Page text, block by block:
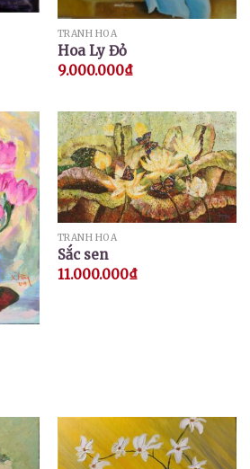
TRANH HOA
Hoa Ly Đỏ
9.000.000₫
TRANH HOA
Sắc sen
11.000.000₫